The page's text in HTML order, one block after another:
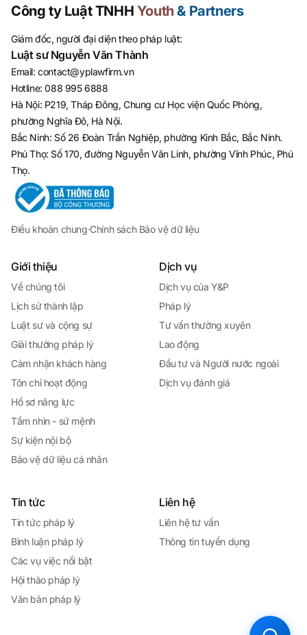
Công ty Luật TNHH Youth& Partners
Giám đốc, người đại diện theo pháp luật:
Luật sư Nguyễn Văn Thành
Email:contact@yplawfirm.vn
Hotline:088 995 6888
Hà Nội: P219, Tháp Đông, Chung cư Học viện Quốc Phòng,
phường Nghĩa Đô, Hà Nội.
Bắc Ninh: Số 26 Đoàn Trần Nghiệp, phường Kinh Bắc, Bắc Ninh.
Phú Thọ: Số 170, đường Nguyễn Văn Linh, phường Vĩnh Phúc, Phú
Thọ.
Điều khoản chung·Chính sách Bảo vệ dữ liệu
Giới thiệu
Về chúng tôi
Lịch sử thành lập
Luật sư và cộng sự
Giải thưởng pháp lý
Cảm nhận khách hàng
Tôn chỉ hoạt động
Hồ sơ năng lực
Tầm nhìn - sứ mệnh
Sự kiện nội bộ
Bảo vệ dữ liệu cá nhân
Dịch vụ
Dịch vụ của Y&P
Pháp lý
Tư vấn thường xuyên
Lao động
Đầu tư và Người nước ngoài
Dịch vụ đánh giá
Tin tức
Tin tức pháp lý
Bình luận pháp lý
Các vụ việc nổi bật
Hội thảo pháp lý
Văn bản pháp lý
Liên hệ
Liên hệ tư vấn
Thông tin tuyển dụng